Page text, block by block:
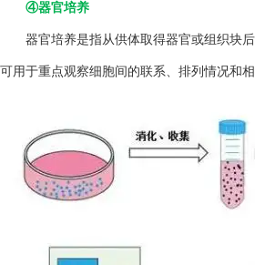
④器官培养
器官培养是指从供体取得器官或组织块后
可用于重点观察细胞间的联系、排列情况和